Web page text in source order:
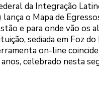
da Integração
lança o Mapa de
e para onde vão os
sediada em Foz do
on-line
celebrado nesta